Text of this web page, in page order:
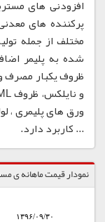
افزودنی های
پرکننده های
مختلف از جمله
شده به پلیمر
ظروف یکبار مصرف و
ورق های پلیمری ،
... کاربرد دارد.
نمودار قیمت ماهانه ی مستربچ
۱۳۹۶/۰۹/۳۰